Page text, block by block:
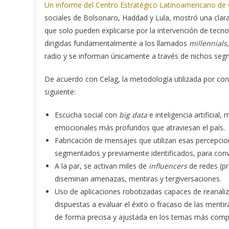
Un informe del Centro Estratégico Latinoamericano de
sociales de Bolsonaro, Haddad y Lula, mostró una
que solo pueden explicarse por la intervención de
dirigidas fundamentalmente a los llamados millennials
radio y se informan únicamente a través de nichos
De acuerdo con Celag, la metodología utilizada por
siguiente:
Escucha social con big data e inteligencia artificial,
emocionales más profundos que atraviesan el país.
Fabricación de mensajes que utilizan esas
segmentados y previamente identificados, para
A la par, se activan miles de influencers de redes
diseminan amenazas, mentiras y tergiversaciones.
Uso de aplicaciones robotizadas capaces de
dispuestas a evaluar el éxito o fracaso de las
de forma precisa y ajustada en los temas más